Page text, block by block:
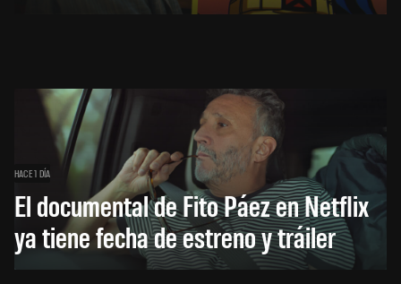
HACE 1 DÍA
El documental de Fito Páez en Netflix
ya tiene fecha de estreno y tráiler